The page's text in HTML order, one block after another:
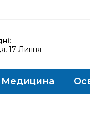
17 Липня
Медицина